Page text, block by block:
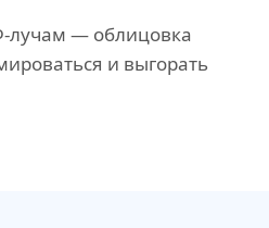
лучам — облицовка
и выгорать